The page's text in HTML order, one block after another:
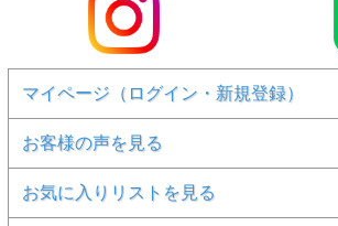
マイページ（ログイン・新規登録）
お客様の声を見る
お気に入りリストを見る